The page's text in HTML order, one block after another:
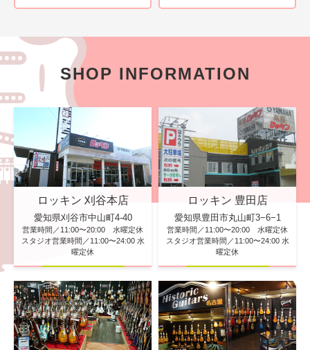
SHOP INFORMATION
ロッキン 刈谷本店
愛知県刈谷市中山町4-40
営業時間／11:00〜20:00 水曜定休
スタジオ営業時間／11:00〜24:00 水
曜定休
ロッキン 豊田店
愛知県豊田市丸山町3−6−1
営業時間／11:00〜20:00 水曜定休
スタジオ営業時間／11:00〜24:00 水
曜定休